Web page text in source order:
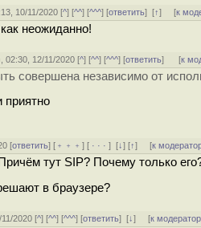
10/11/2020 [^] [^^] [^^^] [ответить][↑] [к
неожиданно!
02:30, 12/11/2020 [^] [^^] [^^^] [ответить] [к
совершена независимо от
приятно
[ответить] [ ﹢﹢﹢] [ · · ·][↓] [↑] [к
тут SIP? Почему только
в браузере?
2020 [^] [^^] [^^^] [ответить][↓] [к